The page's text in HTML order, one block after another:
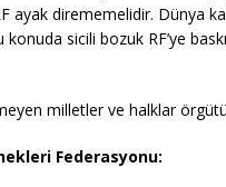
ayak dirememelidir. Dünya
konuda sicili bozuk RF’ye
milletler ve halklar örgütü
Federasyonu: